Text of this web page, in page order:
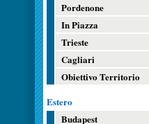
Pordenone
In Piazza
Trieste
Cagliari
Obiettivo Territorio
Estero
Budapest